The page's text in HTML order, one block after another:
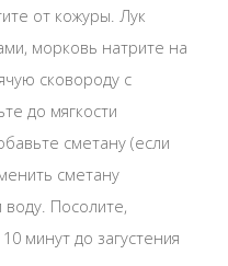
от кожуры. Лук
морковь натрите на
сковороду с
до мягкости
сметану (если
сметану
Посолите,
минут до загустения